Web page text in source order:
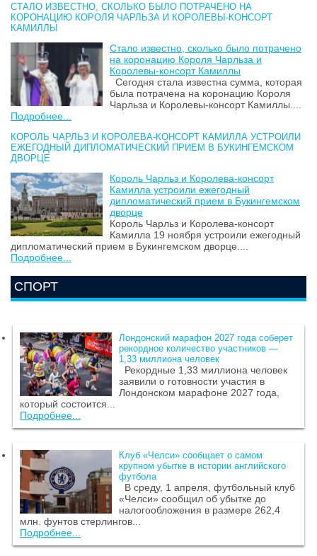
СТАЛО ИЗВЕСТНО, СКОЛЬКО БЫЛО ПОТРАЧЕНО НА
КОРОНАЦИЮ КОРОЛЯ ЧАРЛЬЗА И КОРОЛЕВЫ-КОНСОРТ
КАМИЛЛЫ
Стало известно, сколько было потрачено
на коронацию Короля Чарльза и
Королевы-консорт Камиллы
Сегодня стала известна сумма, которая
была потрачена на коронацию Короля
Чарльза и Королевы-консорт Камиллы....
Подробнее...
КОРОЛЬ ЧАРЛЬЗ И КОРОЛЕВА-КОНСОРТ КАМИЛЛА УСТРОИЛИ
ЕЖЕГОДНЫЙ ДИПЛОМАТИЧЕСКИЙ ПРИЕМ В БУКИНГЕМСКОМ
ДВОРЦЕ
Король Чарльз и Королева-консорт
Камилла устроили ежегодный
дипломатический прием в Букингемском
дворце
Король Чарльз и Королева-консорт
Камилла 19 ноября устроили ежегодный
дипломатический прием в Букингемском дворце....
Подробнее...
СПОРТ
Лондонский марафон 2027 года соберет
рекордное количество участников —
1,33 миллиона человек
Рекордные 1,33 миллиона человек
заявили о готовности участия в
Лондонском марафоне 2027 года,
который состоится...
Подробнее...
Клуб «Челси» сообщает о самом
крупном убытке в истории английского
футбола
В среду, 1 апреля, футбольный клуб
«Челси» сообщил об убытке до
налогообложения в размере 262,4
млн. фунтов стерлингов...
Подробнее...